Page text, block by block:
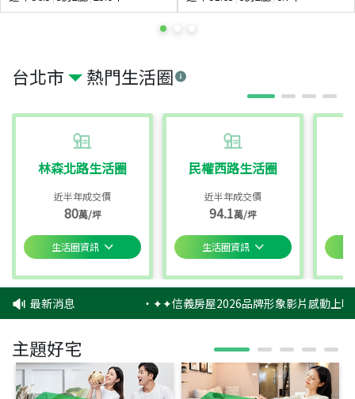
台北市 熱門生活圈
林森北路生活圈
近半年成交價
80萬/坪
生活圈資訊
民權西路生活圈
近半年成交價
94.1萬/坪
生活圈資訊
最新消息 ‧✦✦信義房屋2026品牌形象影片感動上
主題好宅